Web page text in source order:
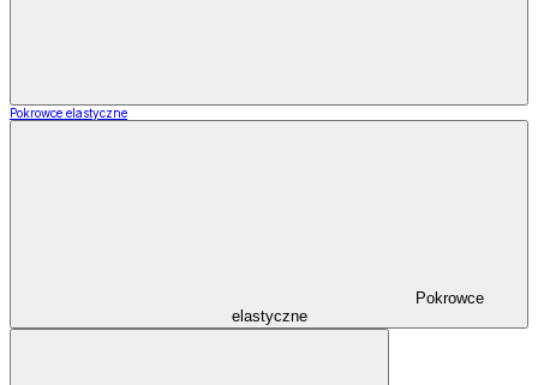
Pokrowce elastyczne
Pokrowce
elastyczne